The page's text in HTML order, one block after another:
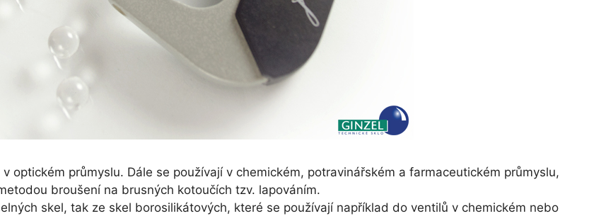
optickém průmyslu. Dále se používají v chemickém, potravinářském a farmaceutickém průmyslu,
broušení na brusných kotoučích tzv. lapováním.
skel, tak ze skel borosilikátových, které se používají například do ventilů v chemickém nebo